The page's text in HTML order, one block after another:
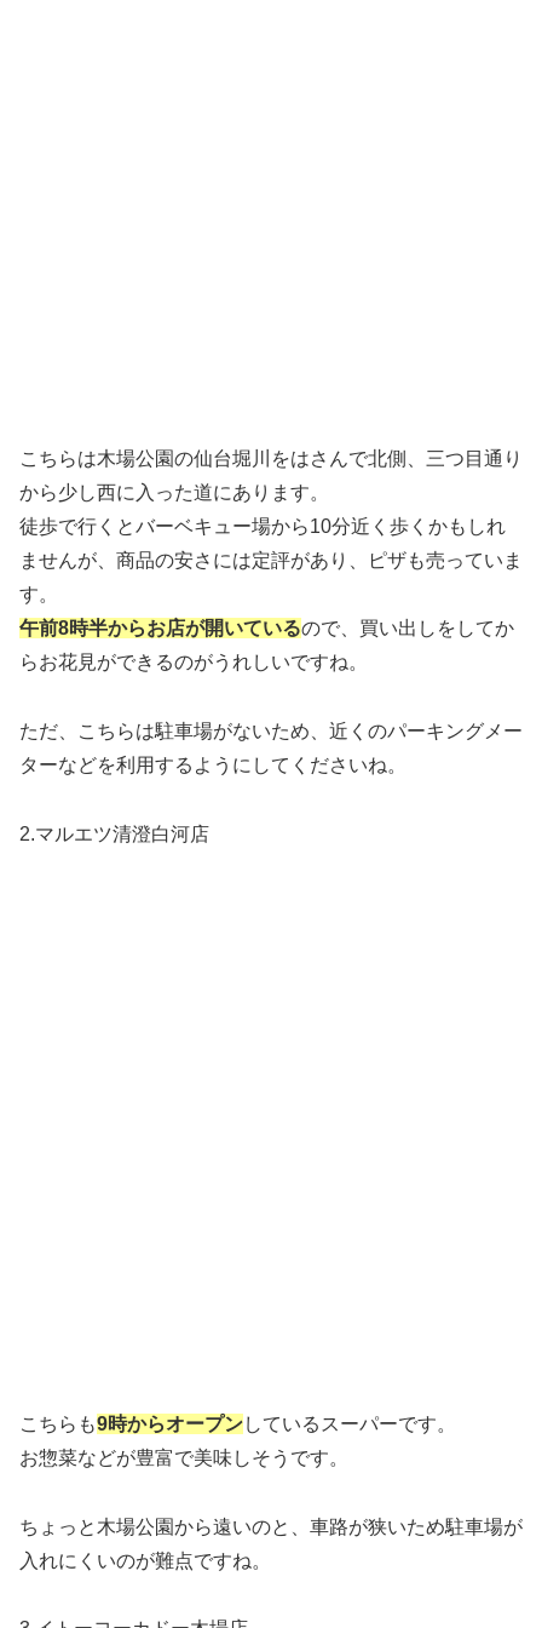
こちらは木場公園の仙台堀川をはさんで北側、三つ目通り
から少し西に入った道にあります。
徒歩で行くとバーベキュー場から10分近く歩くかもしれ
ませんが、商品の安さには定評があり、ピザも売っていま
す。
午前8時半からお店が開いているので、買い出しをしてか
らお花見ができるのがうれしいですね。
ただ、こちらは駐車場がないため、近くのパーキングメー
ターなどを利用するようにしてくださいね。
2.マルエツ清澄白河店
こちらも9時からオープンしているスーパーです。
お惣菜などが豊富で美味しそうです。
ちょっと木場公園から遠いのと、車路が狭いため駐車場が
入れにくいのが難点ですね。